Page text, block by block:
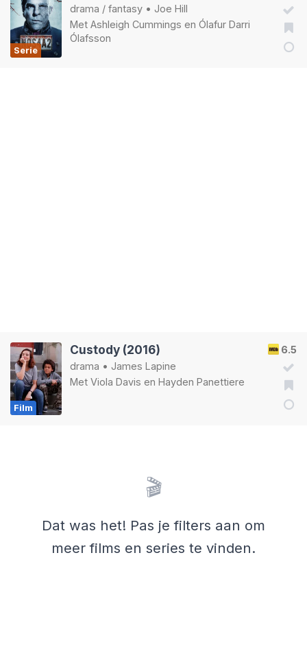
Serie
drama / fantasy • Joe Hill
Met Ashleigh Cummings en Ólafur Darri
Ólafsson
Film
6.5
Custody (2016)
drama • James Lapine
Met Viola Davis en Hayden Panettiere
🎬
Dat was het! Pas je filters aan om
meer films en series te vinden.